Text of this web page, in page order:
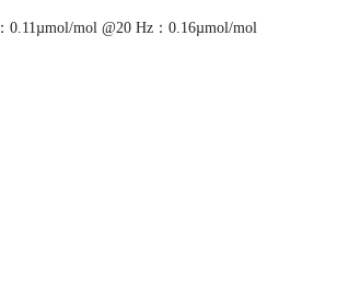
0.11µmol/mol @20 Hz：0.16µmol/mol